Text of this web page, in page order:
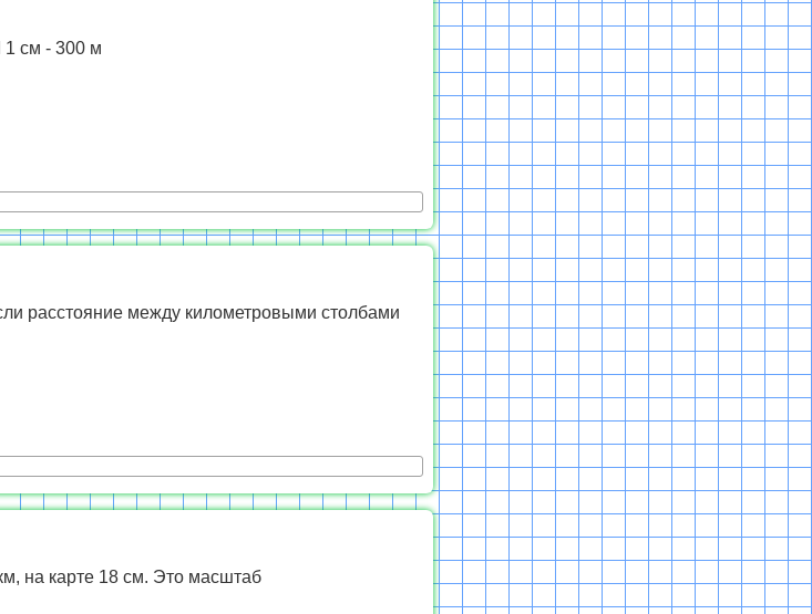
см - 300 м
расстояние между километровыми столбами
на карте 18 см. Это масштаб